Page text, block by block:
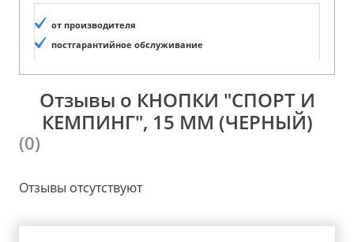
от производителя
постгарантийное обслуживание
Отзывы о КНОПКИ "СПОРТ И
КЕМПИНГ", 15 ММ (ЧЕРНЫЙ)
(0)
Отзывы отсутствуют